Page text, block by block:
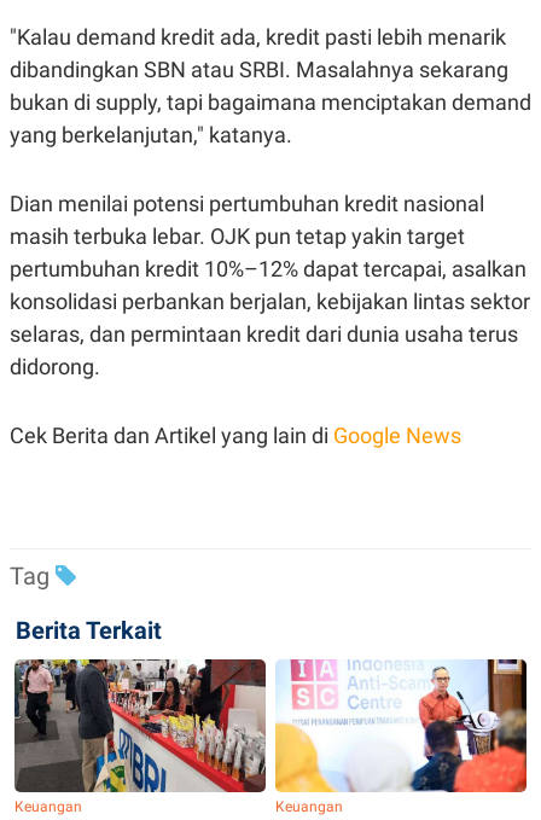
"Kalau demand kredit ada, kredit pasti lebih menarik
dibandingkan SBN atau SRBI. Masalahnya sekarang
bukan di supply, tapi bagaimana menciptakan demand
yang berkelanjutan," katanya.
Dian menilai potensi pertumbuhan kredit nasional
masih terbuka lebar. OJK pun tetap yakin target
pertumbuhan kredit 10%–12% dapat tercapai, asalkan
konsolidasi perbankan berjalan, kebijakan lintas sektor
selaras, dan permintaan kredit dari dunia usaha terus
didorong.
Cek Berita dan Artikel yang lain di Google News
Tag
Berita Terkait
Keuangan Keuangan